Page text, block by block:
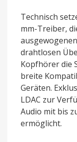
Technisch
mm-Treiber,
drahtlosen
Kopfhörer die
breite
Geräten.
LDAC zur
Audio mit bis
ermöglicht.